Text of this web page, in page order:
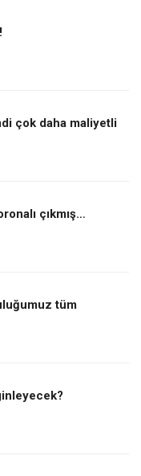
çok daha maliyetli
çıkmış…
tüm